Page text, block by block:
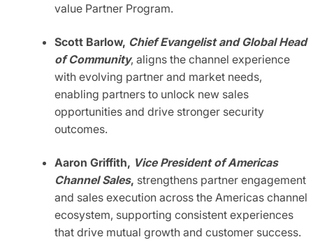
value Partner Program.
Scott Barlow, Chief Evangelist and Global Head
of Community, aligns the channel experience
with evolving partner and market needs,
enabling partners to unlock new sales
opportunities and drive stronger security
outcomes.
Aaron Griffith, Vice President of Americas
Channel Sales, strengthens partner engagement
and sales execution across the Americas channel
ecosystem, supporting consistent experiences
that drive mutual growth and customer success.